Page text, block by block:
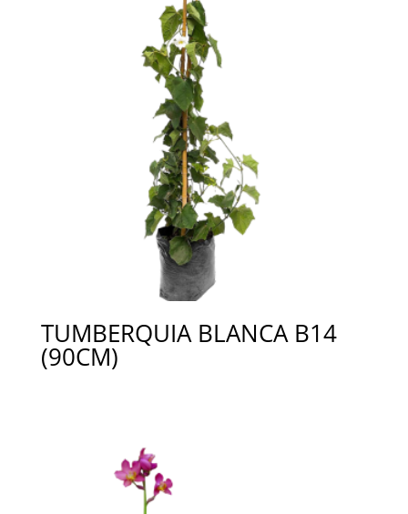
TUMBERQUIA BLANCA B14
(90CM)